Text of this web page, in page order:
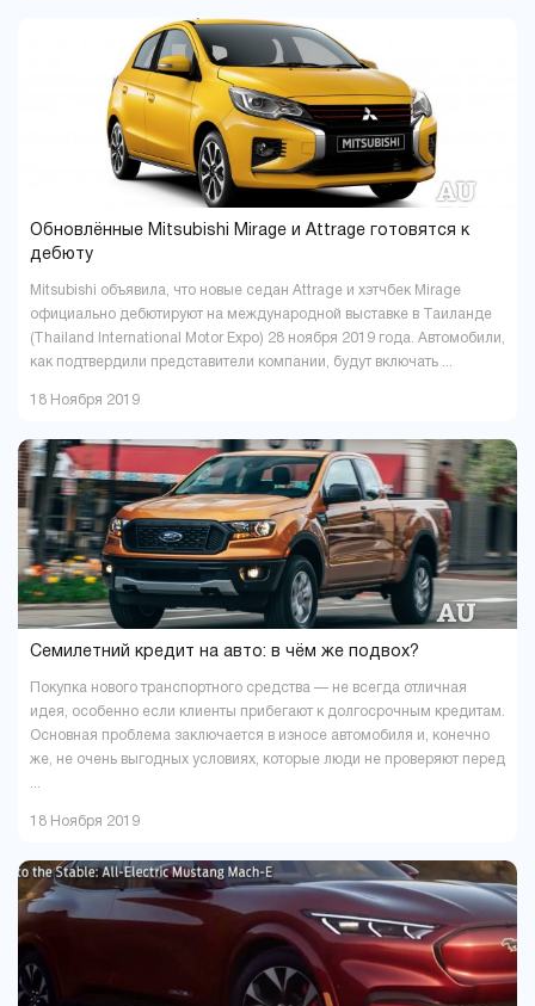
Обновлённые Mitsubishi Mirage и Attrage готовятся к
дебюту
Mitsubishi объявила, что новые седан Attrage и хэтчбек Mirage
официально дебютируют на международной выставке в Таиланде
(Thailand International Motor Expo) 28 ноября 2019 года. Автомобили,
как подтвердили представители компании, будут включать ...
18 Ноября 2019
Семилетний кредит на авто: в чём же подвох?
Покупка нового транспортного средства — не всегда отличная
идея, особенно если клиенты прибегают к долгосрочным кредитам.
Основная проблема заключается в износе автомобиля и, конечно
же, не очень выгодных условиях, которые люди не проверяют перед
18 Ноября 2019